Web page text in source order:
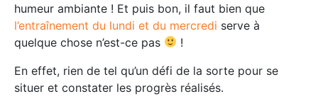
humeur ambiante ! Et puis bon, il faut bien que
l’entraînement du lundi et du mercredi serve à
quelque chose n’est-ce pas
!
En effet, rien de tel qu’un défi de la sorte pour se
situer et constater les progrès réalisés.